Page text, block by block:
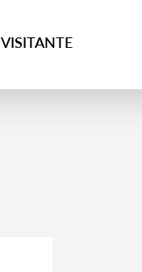
VISITANTE